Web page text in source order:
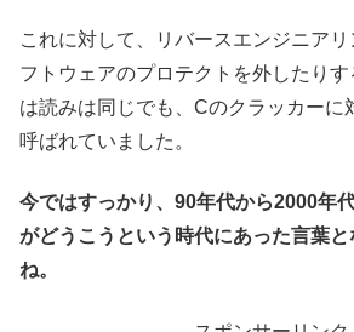
これに対して、リバースエンジニア
フトウェアのプロテクトを外したり
は読みは同じでも、Cのクラッカーに
呼ばれていました。
今ではすっかり、90年代から2000年
がどうこうという時代にあった言葉
ね。